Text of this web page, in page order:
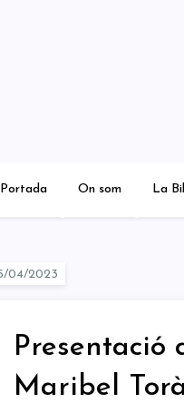
Portada On som La
Presentació
Maribel Torà